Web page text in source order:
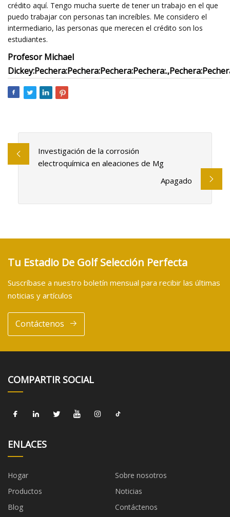
crédito aquí. Tengo mucha suerte de tener un trabajo en el que
puedo trabajar con personas tan increíbles. Me considero el
intermediario, las personas que merecen el crédito son los
estudiantes.
Profesor Michael
Dickey:Pechera:Pechera:Pechera:Pechera:.,Pechera:
Investigación de la corrosión
electroquímica en aleaciones de Mg
Apagado
Tu Estadio De Golf Selección Perfecta
Suscríbase a nuestro boletín mensual para recibir las últimas
noticias y artículos
Contáctenos
COMPARTIR SOCIAL
ENLACES
Hogar
Sobre nosotros
Productos
Noticias
Blog
Contáctenos